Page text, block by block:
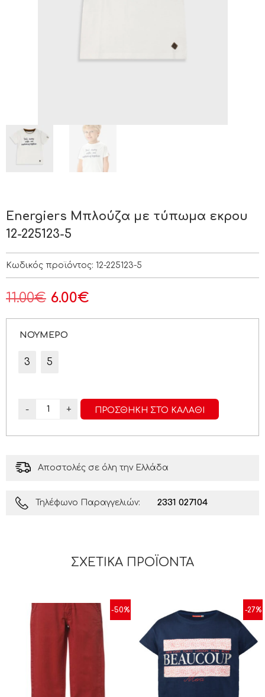
Energiers Μπλούζα με τύπωμα εκρου
12-225123-5
Κωδικός προϊόντος: 12-225123-5
11.00€ 6.00€
ΝΟΥΜΕΡΟ
3 5
- + ΠΡΟΣΘΉΚΗ ΣΤΟ ΚΑΛΆΘΙ
Αποστολές σε όλη την Ελλάδα
Τηλέφωνο Παραγγελιών: 2331 027104
ΣΧΕΤΙΚΆ ΠΡΟΪΌΝΤΑ
-50% -27%